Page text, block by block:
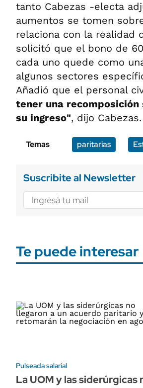
tanto Cabezas -electa
aumentos se tomen
relaciona con la realidad
solicitó que el bono de
cada uno quede como
algunos sectores
Añadió que el personal
tener una
su ingreso", dijo Cabezas.
Temas paritarias
Suscribite al Newsletter
Te puede interesar
Pulseada salarial
La UOM y las siderúrgicas